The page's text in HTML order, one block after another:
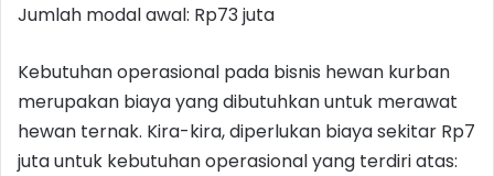
Jumlah modal awal: Rp73 juta
Kebutuhan operasional pada bisnis hewan kurban
merupakan biaya yang dibutuhkan untuk merawat
hewan ternak. Kira-kira, diperlukan biaya sekitar Rp7
juta untuk kebutuhan operasional yang terdiri atas: